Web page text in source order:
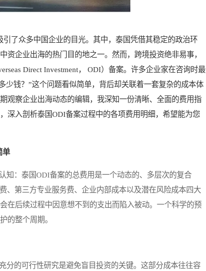
了众多中国企业的目光。其中，泰国凭借其稳定的政治环
企业出海的热门目的地之一。然而，跨境投资绝非易事，
Direct Investment， ODI）备案。许多企业家在咨询时最
少钱？”这个问题看似简单，背后却关联着一套复杂的成本体
观察企业出海动态的编辑，我深知一份清晰、全面的费用指
深入剖析泰国ODI备案过程中的各项费用明细，希望能为您
单
：泰国ODI备案的总费用是一个动态的、多层次的复合
、第三方专业服务费、企业内部成本以及潜在风险成本四大
在后续过程中因意想不到的支出而陷入被动。一个科学的预
的整个周期。
的可行性研究是避免盲目投资的关键。这部分成本往往容